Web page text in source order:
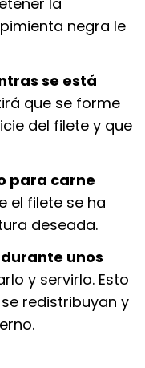
negra le
se está
que se forme
del filete y que
para carne
el filete se ha
deseada.
unos
y servirlo. Esto
redistribuyan y